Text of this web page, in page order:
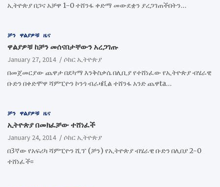
ኢትዮጵያ በጋና አቻዋ 1-0 ተሸንፋ ቀድማ መውደቋን ያረጋገጠችበትን…
ቻን ዋልያዎቹ ዜና
ዋልያዎቹ ከቻን መሰናበታቸውን አረጋገጡ
January 27, 2014
ሶከር ኢትዮጵያ
በመጀመርያው ጨዋታ በደካማ እንቅስቃሴ በሊቢያ የተሸነፈው የኢትዮጵያ ብሄራዊ
ቡድን በቀድሞዋ ሻምፒዮን ኮንጎ ብራዛቪል ተሸንፋ አንድ ጨዋta…
ቻን ዋልያዎቹ ዜና
ኢትዮጵያ በመክፈቻው ተሸነፈች
January 24, 2014
ሶከር ኢትዮጵያ
በ3ኛው የአፍሪካ ሻምፒዮን ሺፕ (ቻን) የኢትዮጵያ ብሄራዊ ቡድን በሊበያ 2-0
ተሸነፈች፡፡